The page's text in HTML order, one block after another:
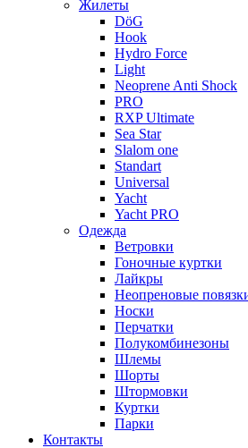
Жилеты
DöG
Hook
Hydro Force
Light
Neoprene Anti Shock
PRO
RXP Ultimate
Sea Star
Slalom one
Standart
Universal
Yacht
Yacht PRO
Одежда
Ветровки
Гоночные куртки
Лайкры
Неопреновые
Носки
Перчатки
Полукомбинезоны
Шлемы
Шорты
Штормовки
Куртки
Парки
Контакты